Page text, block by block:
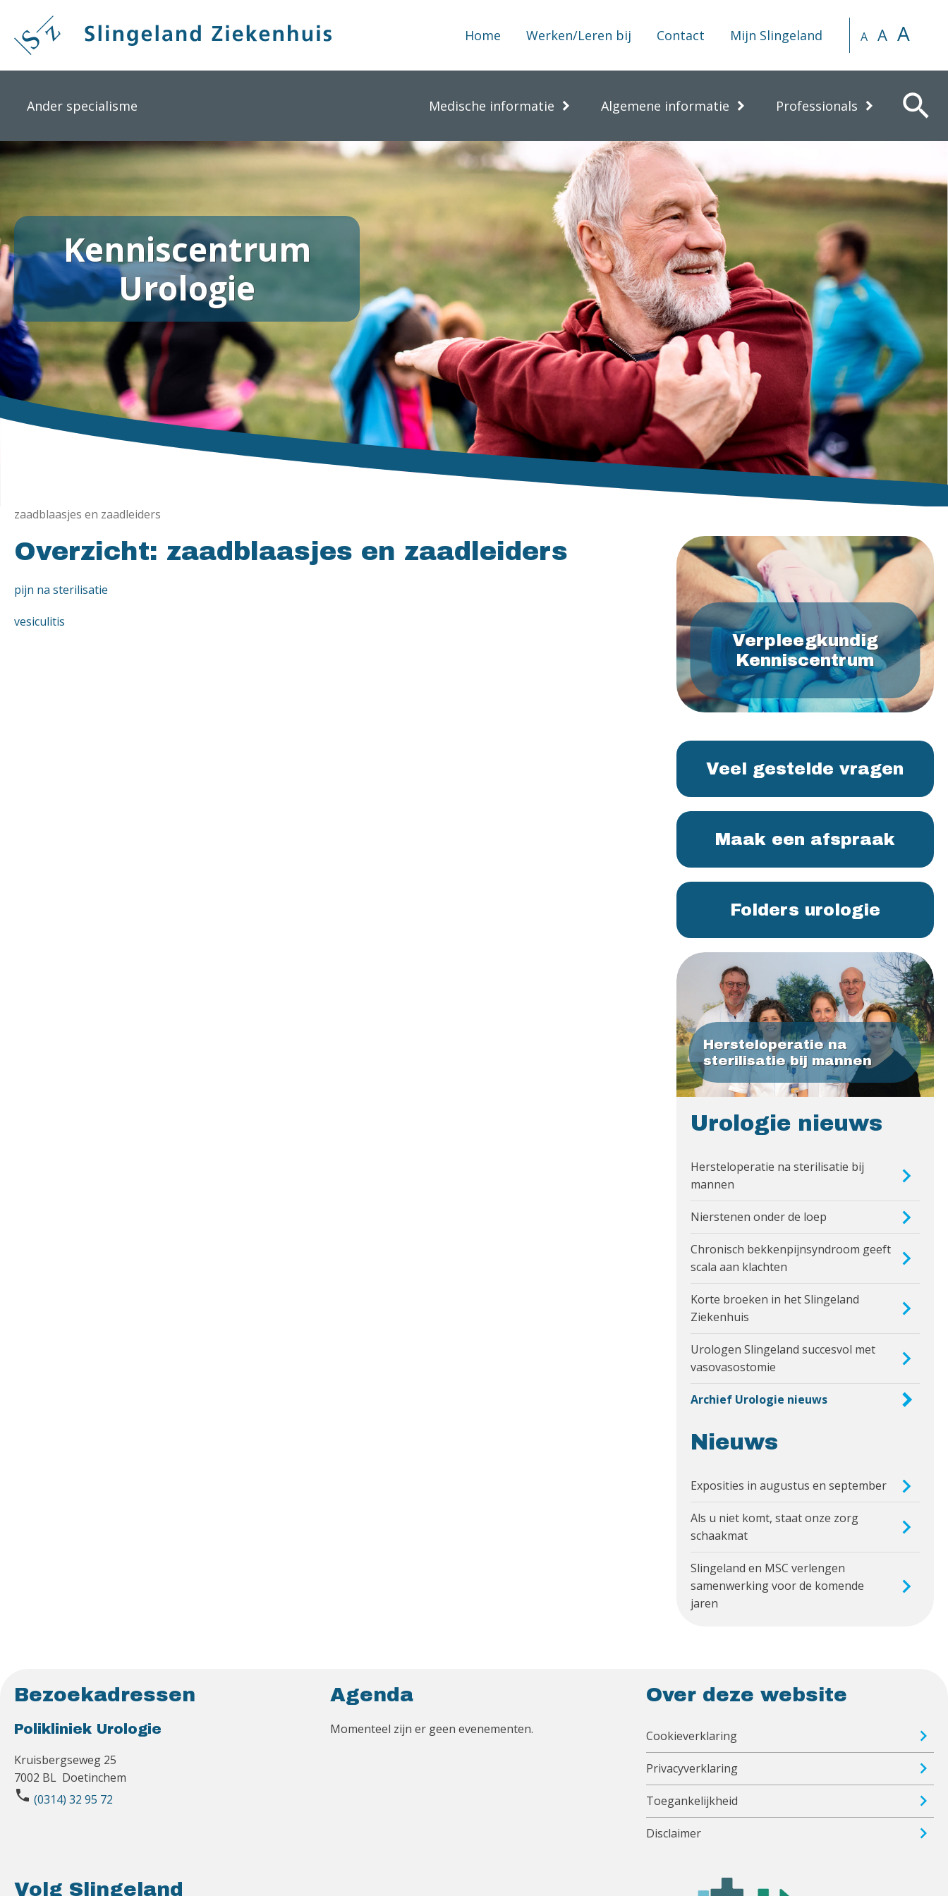
naar
Home Werken/Leren bij Contact Mijn Slingeland A A A
Ander specialisme Medische informatie Algemene informatie Professionals search
Kenniscentrum
Urologie
zaadblaasjes en zaadleiders
Overzicht: zaadblaasjes en zaadleiders
pijn na sterilisatie
vesiculitis
Verpleegkundig
Kenniscentrum
Veel gestelde vragen
Maak een afspraak
Folders urologie
Hersteloperatie na
sterilisatie bij mannen
Urologie nieuws
Hersteloperatie na sterilisatie bij
mannen
Nierstenen onder de loep
Chronisch bekkenpijnsyndroom geeft
scala aan klachten
Korte broeken in het Slingeland
Ziekenhuis
Urologen Slingeland succesvol met
vasovasostomie
Archief Urologie nieuws
Nieuws
Exposities in augustus en september
Als u niet komt, staat onze zorg
schaakmat
Slingeland en MSC verlengen
samenwerking voor de komende
jaren
Bezoekadressen
Polikliniek Urologie
Kruisbergseweg 25
7002 BL Doetinchem
phone (0314) 32 95 72
Volg Slingeland
Agenda
Momenteel zijn er geen evenementen.
Over deze website
Cookieverklaring
Privacyverklaring
Toegankelijkheid
Disclaimer